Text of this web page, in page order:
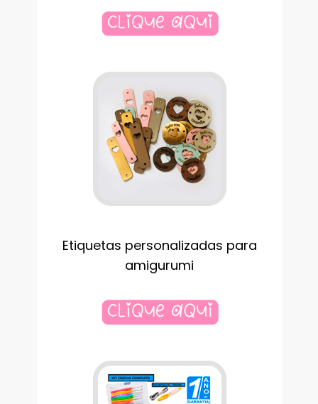
Etiquetas personalizadas para
amigurumi